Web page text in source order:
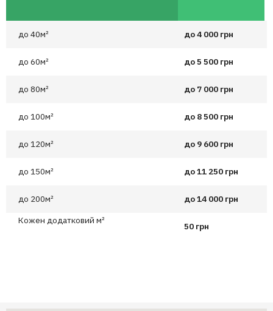
до 40м² до 4 000 грн
до 60м² до 5 500 грн
до 80м² до 7 000 грн
до 100м² до 8 500 грн
до 120м² до 9 600 грн
до 150м² до 11 250 грн
до 200м²
до 14 000 грн
Кожен додатковий м²
50 грн